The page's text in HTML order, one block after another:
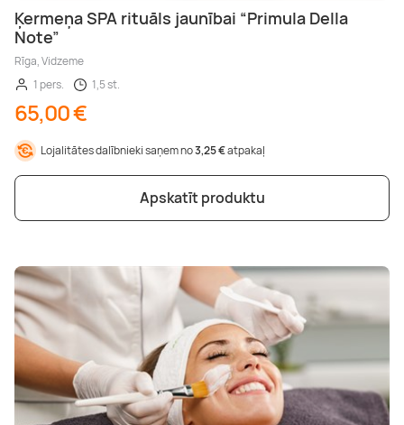
Ķermeņa SPA rituāls jaunībai “Primula Della
Note”
Rīga, Vidzeme
1 pers.
1,5 st.
65,00 €
Lojalitātes dalībnieki saņem no3,25 €atpakaļ
Apskatīt produktu